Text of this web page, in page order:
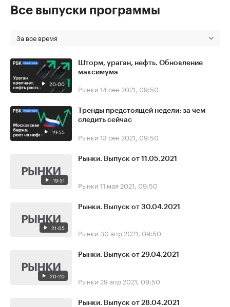
Все выпуски программы
За все время
20:00
Шторм, ураган, нефть. Обновление
максимума
Рынки 14 сен 2021, 09:50
19:55
Тренды предстоящей недели: за чем
следить сейчас
Рынки 13 сен 2021, 09:50
19:51
Рынки. Выпуск от 11.05.2021
Рынки 11 мая 2021, 09:50
21:05
Рынки. Выпуск от 30.04.2021
Рынки 30 апр 2021, 09:50
20:20
Рынки. Выпуск от 29.04.2021
Рынки 29 апр 2021, 09:50
Рынки. Выпуск от 28.04.2021